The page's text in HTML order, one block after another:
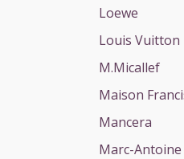
Loewe
Louis Vuitton
M.Micallef
Maison
Mancera
Marc-